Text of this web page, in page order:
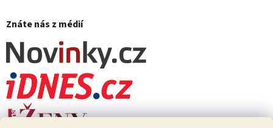
Znáte nás z médií